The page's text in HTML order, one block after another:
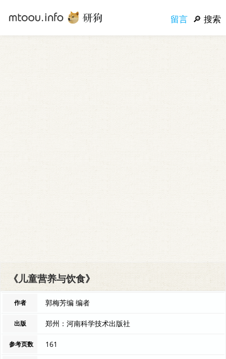
留言 搜索
《儿童营养与饮食》
作者 郭梅芳编 编者
出版 郑州：河南科学技术出版社
参考页数 161